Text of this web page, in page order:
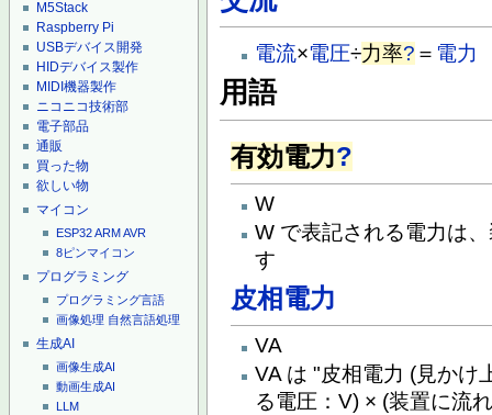
M5Stack
Raspberry Pi
USBデバイス開発
HIDデバイス製作
MIDI機器製作
ニコニコ技術部
電子部品
通販
買った物
欲しい物
マイコン
ESP32ARMAVR
8ピンマイコン
プログラミング
プログラミング言語
画像処理 自然言語処理
生成AI
画像生成AI
動画生成AI
LLM
電流×電圧÷力率? ＝ 電力
用語
有効電力?
W
W で表記される電力は
す
皮相電力
VA
VA は "皮相電力 (見かけ
る電圧：V) × (装置に流